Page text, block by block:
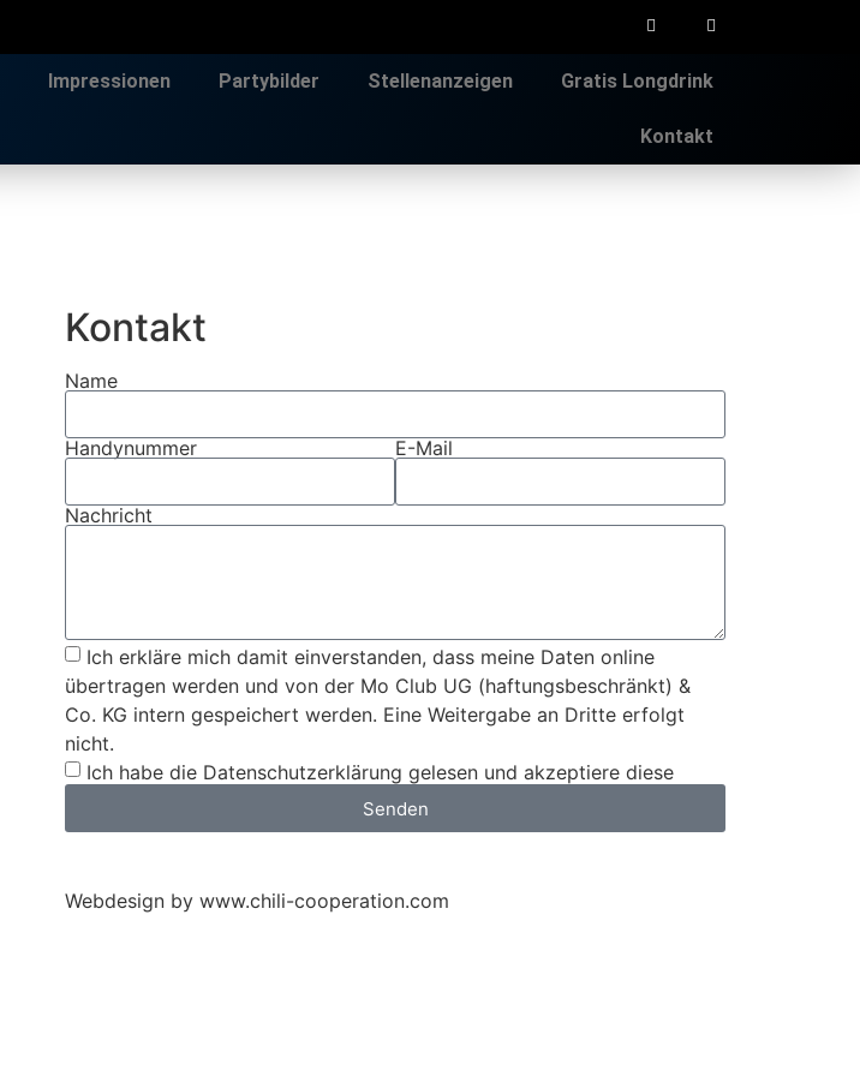
Impressionen Partybilder Stellenanzeigen Gratis Longdrink
Kontakt
Kontakt
Name
Handynummer E-Mail
Nachricht
Ich erkläre mich damit einverstanden, dass meine Daten online
übertragen werden und von der Mo Club UG (haftungsbeschränkt) &
Co. KG intern gespeichert werden. Eine Weitergabe an Dritte erfolgt
nicht.
Ich habe die Datenschutzerklärung gelesen und akzeptiere diese
Senden
Webdesign by www.chili-cooperation.com